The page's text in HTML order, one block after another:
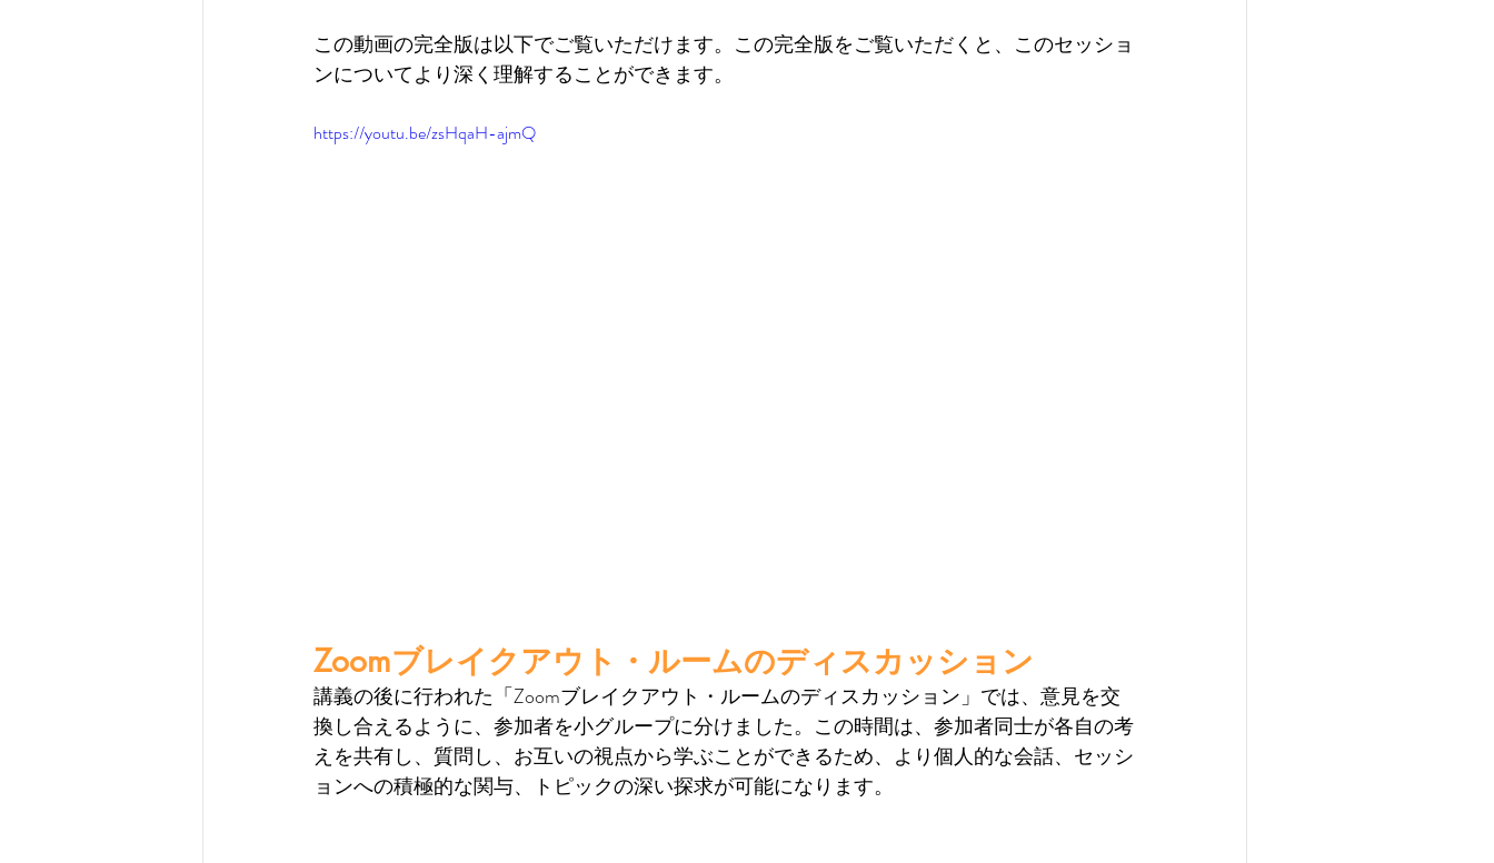
この動画の完全版は以下でご覧いただけます。この完全版をご覧いただくと、このセッショ
ンについてより深く理解することができます。
https://youtu.be/zsHqaH-ajmQ
Zoomブレイクアウト・ルームのディスカッション
講義の後に行われた「Zoomブレイクアウト・ルームのディスカッション」では、意見を交
換し合えるように、参加者を小グループに分けました。この時間は、参加者同士が各自の考
えを共有し、質問し、お互いの視点から学ぶことができるため、より個人的な会話、セッシ
ョンへの積極的な関与、トピックの深い探求が可能になります。